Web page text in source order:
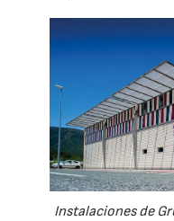
Instalaciones de